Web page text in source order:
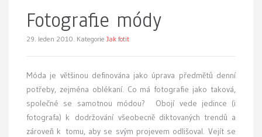
Fotografie módy
29. leden 2010. Kategorie Jak fotit
Móda je většinou definována jako úprava předmětů denní
potřeby, zejména oblékaní. Co má fotografie jako taková,
společné se samotnou módou? Obojí vede jedince (i
fotografa) k dodržování všeobecně diktovaných trendů a
zároveň k tomu, aby se svým projevem odlišoval. Vejít se